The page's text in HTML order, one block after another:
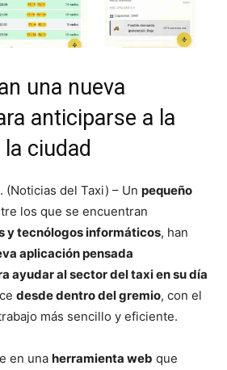
una nueva
anticiparse a la
ciudad
(Noticias del Taxi) – Un pequeño
los que se encuentran
y tecnólogos informáticos, han
aplicación pensada
ayudar al sector del taxi en su día
desde dentro del gremio, con el
más sencillo y eficiente.
en una herramienta web que